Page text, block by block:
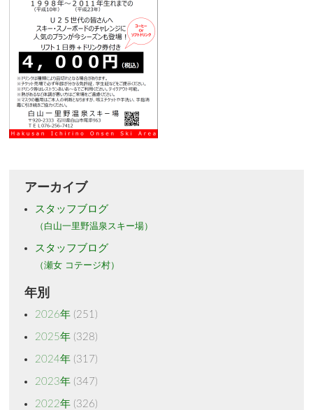
アーカイブ
スタッフブログ
（白山一里野温泉スキー場）
スタッフブログ
（瀬女 コテージ村）
年別
2026年(251)
2025年(328)
2024年(317)
2023年(347)
2022年(326)